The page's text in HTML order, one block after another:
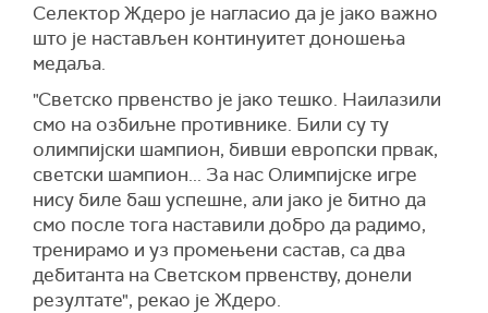
Селектор Ждеро је нагласио да је јако важно
што је настављен континуитет доношења
медаља.
"Светско првенство је јако тешко. Наилазили
смо на озбиљне противнике. Били су ту
олимпијски шампион, бивши европски првак,
светски шампион... За нас Олимпијске игре
нису биле баш успешне, али јако је битно да
смо после тога наставили добро да радимо,
тренирамо и уз промењени састав, са два
дебитанта на Светском првенству, донели
резултате", рекао је Ждеро.